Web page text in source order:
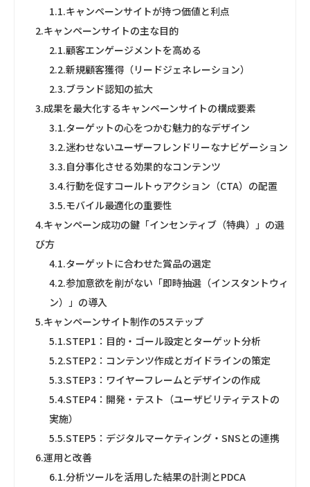
1.1.キャンペーンサイトが持つ価値と利点
2.キャンペーンサイトの主な目的
2.1.顧客エンゲージメントを高める
2.2.新規顧客獲得（リードジェネレーション）
2.3.ブランド認知の拡大
3.成果を最大化するキャンペーンサイトの構成要素
3.1.ターゲットの心をつかむ魅力的なデザイン
3.2.迷わせないユーザーフレンドリーなナビゲーション
3.3.自分事化させる効果的なコンテンツ
3.4.行動を促すコールトゥアクション（CTA）の配置
3.5.モバイル最適化の重要性
4.キャンペーン成功の鍵「インセンティブ（特典）」の選
び方
4.1.ターゲットに合わせた賞品の選定
4.2.参加意欲を削がない「即時抽選（インスタントウィ
ン）」の導入
5.キャンペーンサイト制作の5ステップ
5.1.STEP1：目的・ゴール設定とターゲット分析
5.2.STEP2：コンテンツ作成とガイドラインの策定
5.3.STEP3：ワイヤーフレームとデザインの作成
5.4.STEP4：開発・テスト（ユーザビリティテストの
実施）
5.5.STEP5：デジタルマーケティング・SNSとの連携
6.運用と改善
6.1.分析ツールを活用した結果の計測とPDCA